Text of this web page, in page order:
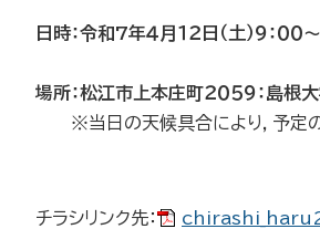
日時：令和7年４月１２日（土）９：００
場所：松江市上本庄町２０５９：島
※当日の天候具合により，予定の
チラシリンク先：